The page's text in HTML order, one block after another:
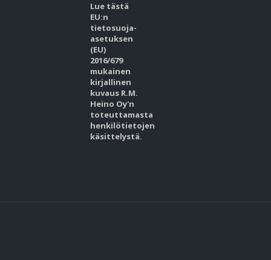
Lue tästä
EU:n
tietosuoja-
asetuksen
(EU)
2016/679
mukainen
kirjallinen
kuvaus R.M.
Heino Oy'n
toteuttamasta
henkilötietojen
käsittelystä.